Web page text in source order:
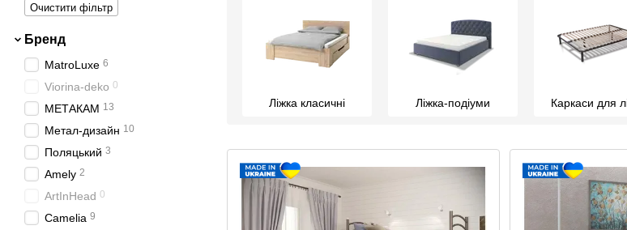
Ліжка класичні Ліжка-подіуми Каркаси для
Очистити фільтр
Бренд
MatroLuxe 6
Viorina-deko 0
МЕТАКАМ 13
Метал-дизайн 10
Поляцький 3
Amely 2
ArtInHead 0
Camelia 9